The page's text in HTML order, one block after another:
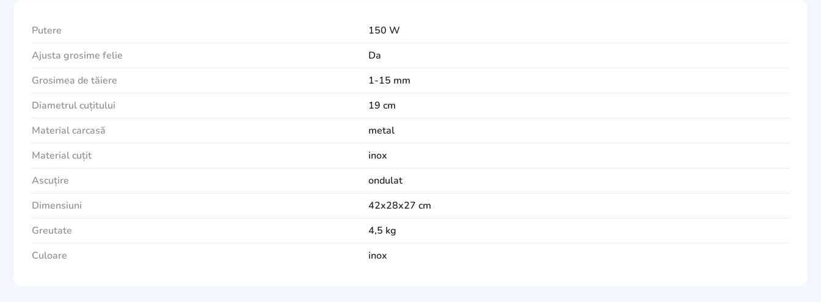
Putere
150 W
Ajusta grosime felie
Da
Grosimea de tăiere
1-15 mm
Diametrul cuțitului
19 cm
Material carcasă
metal
Material cuțit
inox
Ascuțire
ondulat
Dimensiuni
42x28x27 cm
Greutate
4,5 kg
Culoare
inox